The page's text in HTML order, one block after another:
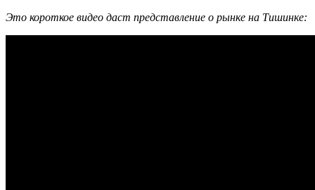
Это короткое видео даст представление о рынке на Тишинке: